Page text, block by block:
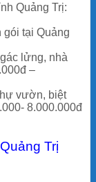
Quảng Trị:
tại Quảng
lửng, nhà
–
vườn, biệt
8.000.000đ
Trị